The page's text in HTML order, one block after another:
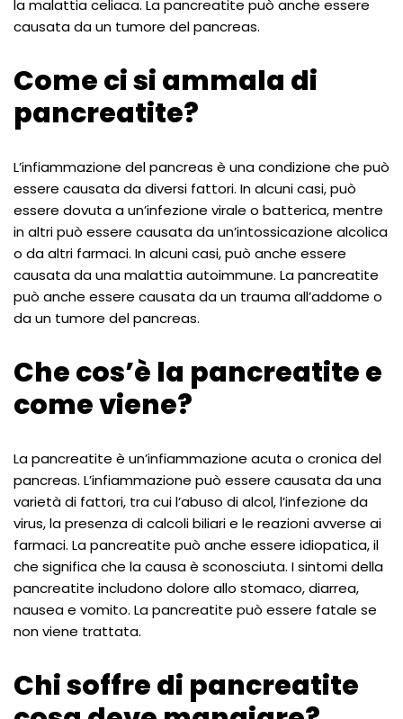
la malattia celiaca. La pancreatite può anche essere
causata da un tumore del pancreas.
Come ci si ammala di
pancreatite?
L’infiammazione del pancreas è una condizione che può
essere causata da diversi fattori. In alcuni casi, può
essere dovuta a un’infezione virale o batterica, mentre
in altri può essere causata da un’intossicazione alcolica
o da altri farmaci. In alcuni casi, può anche essere
causata da una malattia autoimmune. La pancreatite
può anche essere causata da un trauma all’addome o
da un tumore del pancreas.
Che cos’è la pancreatite e
come viene?
La pancreatite è un’infiammazione acuta o cronica del
pancreas. L’infiammazione può essere causata da una
varietà di fattori, tra cui l’abuso di alcol, l’infezione da
virus, la presenza di calcoli biliari e le reazioni avverse ai
farmaci. La pancreatite può anche essere idiopatica, il
che significa che la causa è sconosciuta. I sintomi della
pancreatite includono dolore allo stomaco, diarrea,
nausea e vomito. La pancreatite può essere fatale se
non viene trattata.
Chi soffre di pancreatite